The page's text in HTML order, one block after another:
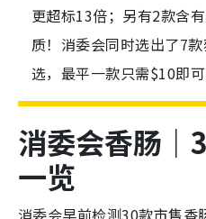
更超标13倍；另有2款含
质！消委会同时选出了7
选，最平一款只需$10即可
消委会香肠｜
一览